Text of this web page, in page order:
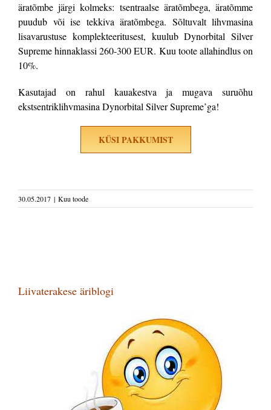
äratõmbe järgi kolmeks: tsentraalse äratõmbega, äratõmme
puudub või ise tekkiva äratõmbega. Sõltuvalt lihvmasina
lisavarustuse komplekteeritusest, kuulub Dynorbital Silver
Supreme hinnaklassi 260-300 EUR. Kuu toote allahindlus on
10%.
Kasutajad on rahul kauakestva ja mugava suruõhu
ekstsentriklihvmasina Dynorbital Silver Supreme’ga!
KÜSI PAKKUMIST
30.05.2017 | Kuu toode
Liivaterakese äriblogi